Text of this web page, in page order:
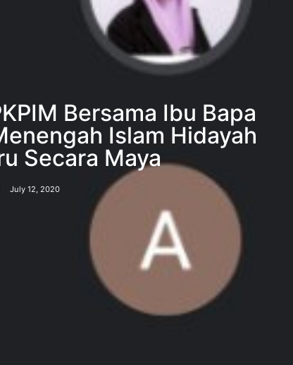
Bersama Ibu Bapa
Islam Hidayah
Secara Maya
July 12, 2020